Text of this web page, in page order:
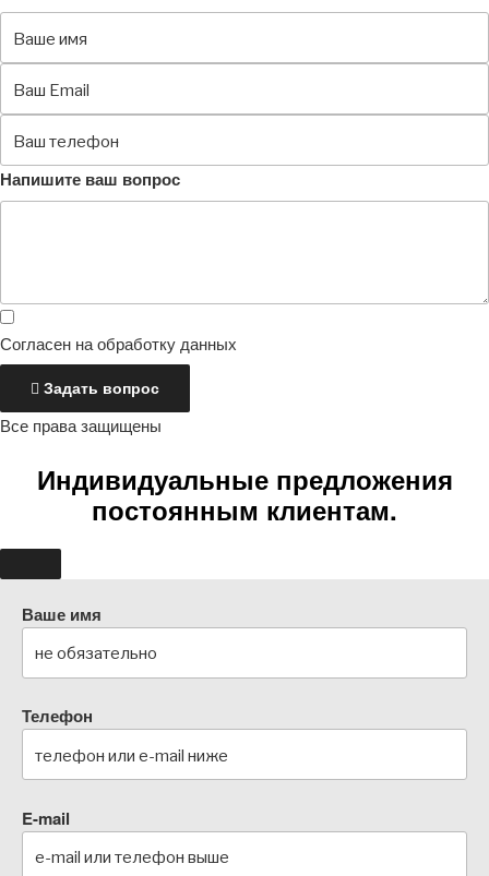
Напишите ваш вопрос
Согласен на обработку данных
Задать вопрос
Все права защищены
Индивидуальные предложения
постоянным клиентам.
Ваше имя
Телефон
E-mail